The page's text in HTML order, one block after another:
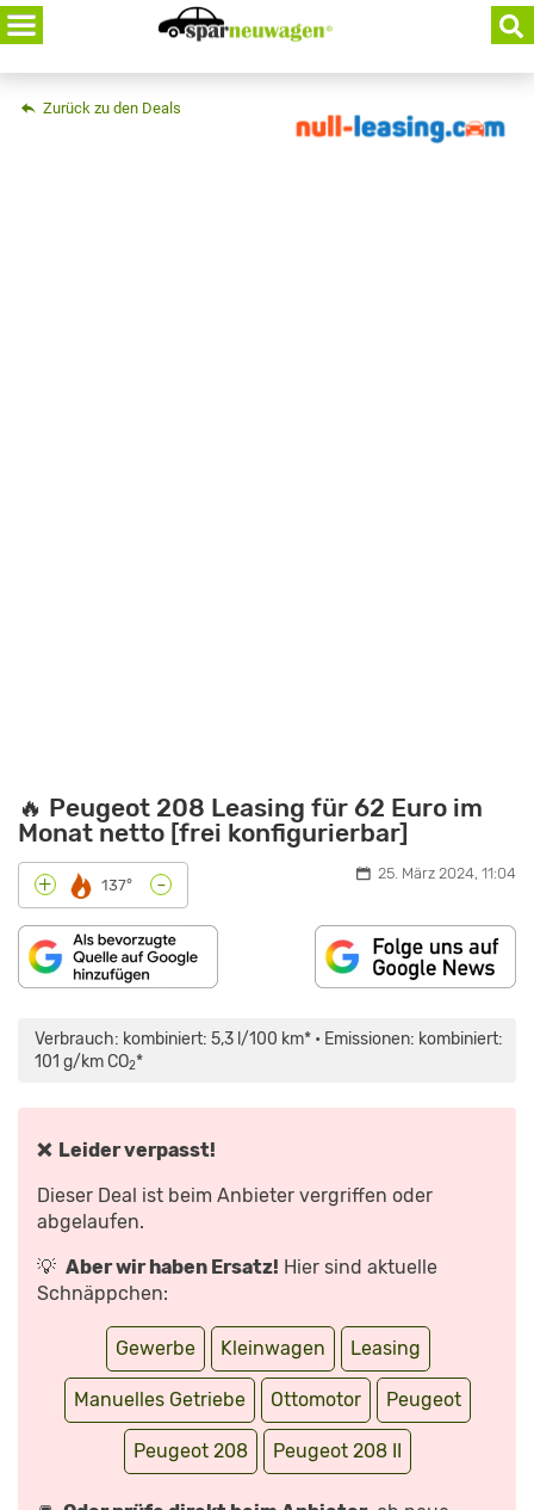
Skip
to
content
Zurück zu den Deals
🔥 Peugeot 208 Leasing für 62 Euro im
Monat netto [frei konfigurierbar]
+ 137° - 25. März 2024, 11:04
Verbrauch: kombiniert: 5,3 l/100 km* • Emissionen: kombiniert:
101 g/km CO2*
❌ Leider verpasst!
Dieser Deal ist beim Anbieter vergriffen oder
abgelaufen.
💡 Aber wir haben Ersatz! Hier sind aktuelle
Schnäppchen:
Gewerbe Kleinwagen Leasing
Manuelles Getriebe Ottomotor Peugeot
Peugeot 208 Peugeot 208 II
(2019):
BENZINER
ODER
ELEKTRO?
MOTOR
UND
VON
YOUTUBE
ANZEIGEN